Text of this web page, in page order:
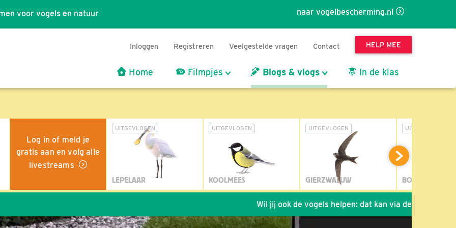
naar vogelbescherming.nl
voor vogels en natuur
Inloggen Registreren Veelgestelde vragen Contact HELP MEE
Home Filmpjes Blogs & vlogs In de klas
Log in of meld je
gratis aan en volg alle
livestreams
UITGEVLOGEN
LEPELAAR
UITGEVLOGEN
KOOLMEES
UITGEVLOGEN
GIERZWALUW
UITGEVLOGEN
BOSUIL
Wil jij ook de vogels helpen: dat kan via de link! *Seizoen